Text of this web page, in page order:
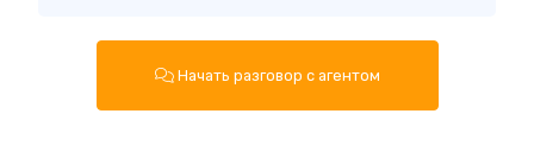
Начать разговор с агентом